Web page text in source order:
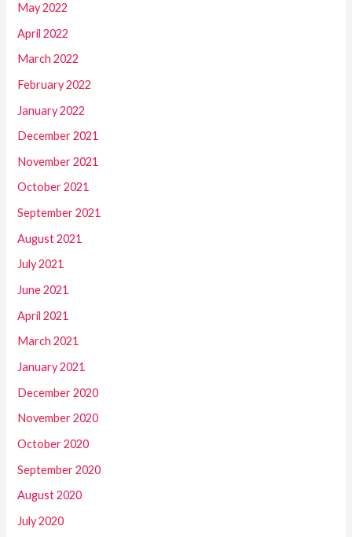
May 2022
April 2022
March 2022
February 2022
January 2022
December 2021
November 2021
October 2021
September 2021
August 2021
July 2021
June 2021
April 2021
March 2021
January 2021
December 2020
November 2020
October 2020
September 2020
August 2020
July 2020